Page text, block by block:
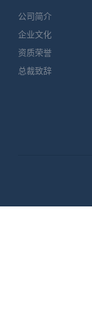
公司简介
企业文化
资质荣誉
总裁致辞